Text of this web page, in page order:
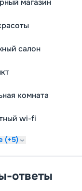
салон
комната
wi-fi
(+5)
ответы